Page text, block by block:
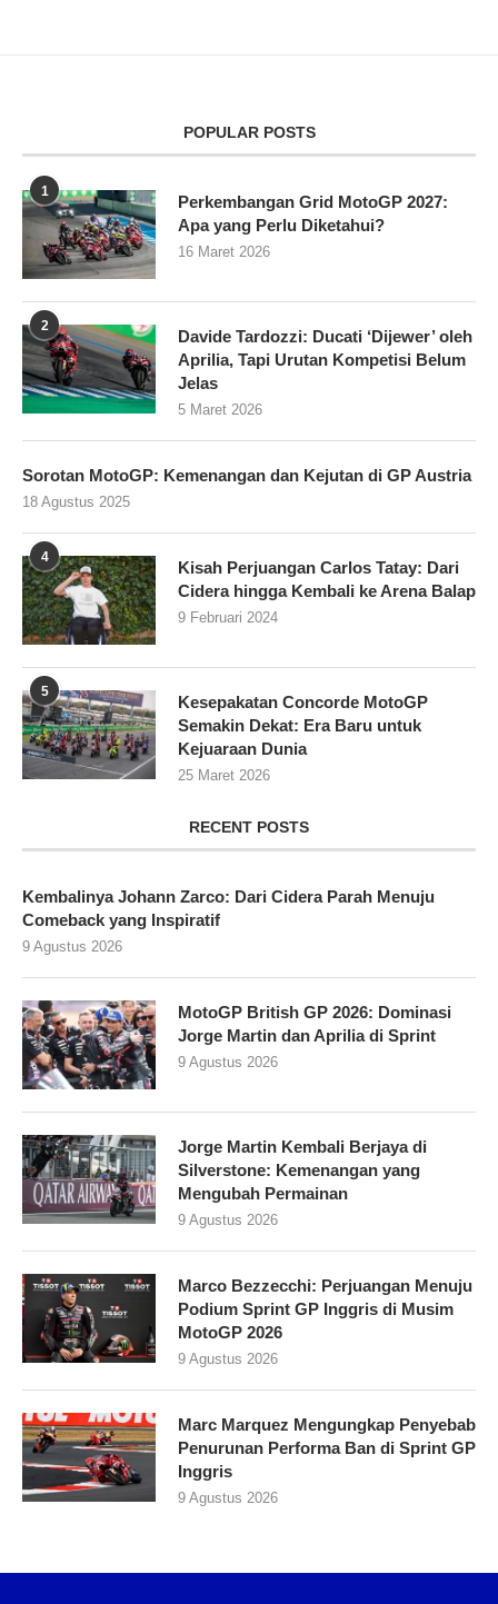
POPULAR POSTS
1
Perkembangan Grid MotoGP 2027:
Apa yang Perlu Diketahui?
16 Maret 2026
2
Davide Tardozzi: Ducati ‘Dijewer’ oleh
Aprilia, Tapi Urutan Kompetisi Belum
Jelas
5 Maret 2026
Sorotan MotoGP: Kemenangan dan Kejutan di GP Austria
18 Agustus 2025
4
Kisah Perjuangan Carlos Tatay: Dari
Cidera hingga Kembali ke Arena Balap
9 Februari 2024
5
Kesepakatan Concorde MotoGP
Semakin Dekat: Era Baru untuk
Kejuaraan Dunia
25 Maret 2026
RECENT POSTS
Kembalinya Johann Zarco: Dari Cidera Parah Menuju
Comeback yang Inspiratif
9 Agustus 2026
MotoGP British GP 2026: Dominasi
Jorge Martin dan Aprilia di Sprint
9 Agustus 2026
Jorge Martin Kembali Berjaya di
Silverstone: Kemenangan yang
Mengubah Permainan
9 Agustus 2026
Marco Bezzecchi: Perjuangan Menuju
Podium Sprint GP Inggris di Musim
MotoGP 2026
9 Agustus 2026
Marc Marquez Mengungkap Penyebab
Penurunan Performa Ban di Sprint GP
Inggris
9 Agustus 2026